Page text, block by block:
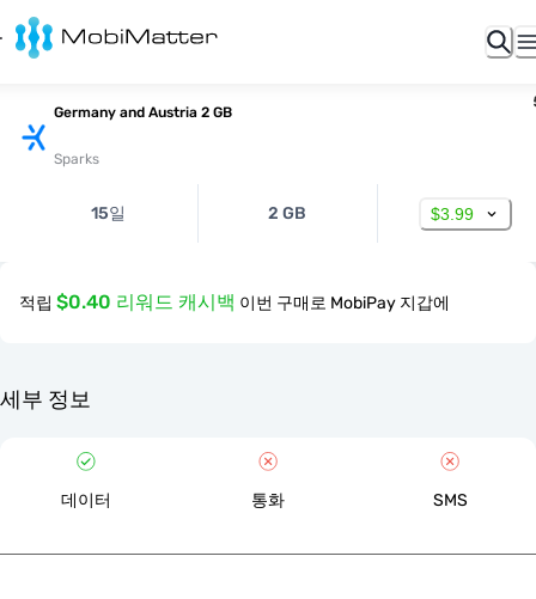
Germany and Austria 2 GB
Sparks
15일 2 GB $3.99
적립 $0.40 리워드 캐시백 이번 구매로 MobiPay 지갑에
세부 정보
데이터 통화 SMS